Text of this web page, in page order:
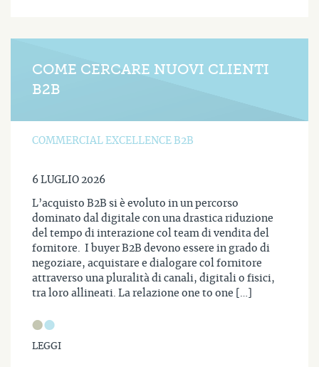
COME CERCARE NUOVI CLIENTI
B2B
COMMERCIAL EXCELLENCE B2B
6 LUGLIO 2026
L’acquisto B2B si è evoluto in un percorso
dominato dal digitale con una drastica riduzione
del tempo di interazione col team di vendita del
fornitore. I buyer B2B devono essere in grado di
negoziare, acquistare e dialogare col fornitore
attraverso una pluralità di canali, digitali o fisici,
tra loro allineati. La relazione one to one […]
LEGGI